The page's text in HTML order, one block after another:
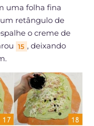
uma folha fina
retângulo de
o creme de
15 , deixando